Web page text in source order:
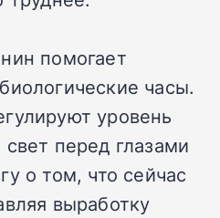
помогает
часы.
уровень
перед глазами
о том, что сейчас
выработку